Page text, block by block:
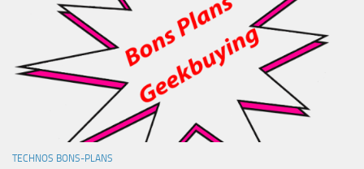
TECHNOS BONS-PLANS